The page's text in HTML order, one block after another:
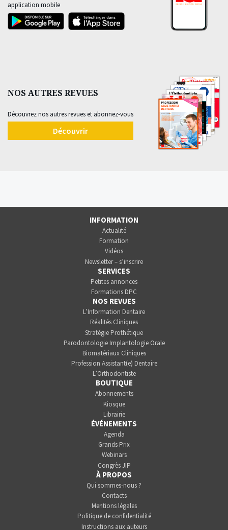
application mobile
NOS AUTRES REVUES
Découvrez nos autres revues et abonnez-vous
Découvrir
INFORMATION
Actualité
Formation
Vidéos
Newsletter – s’inscrire
SERVICES
Petites annonces
Formations DPC
NOS REVUES
L’Information Dentaire
Réalités Cliniques
Stratégie Prothétique
Parodontologie Implantologie Orale
Biomatériaux Cliniques
Profession Assistant(e) Dentaire
L’Orthodontiste
BOUTIQUE
Abonnements
Kiosque
Librairie
ÉVÉNEMENTS
Agenda
Grands Prix
Webinars
Congrès JIP
À PROPOS
Qui sommes-nous ?
Contacts
Mentions légales
Politique de confidentialité
Instructions aux auteurs